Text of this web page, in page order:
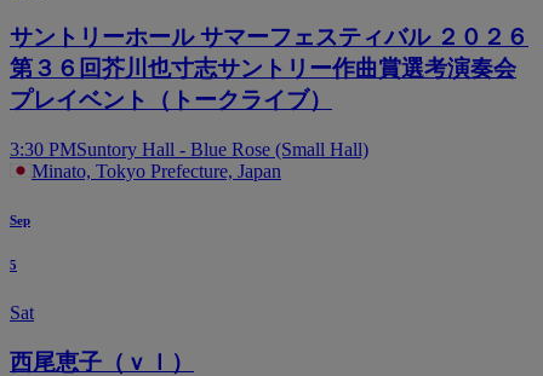
サントリーホール サマーフェスティバル ２０２６
第３６回芥川也寸志サントリー作曲賞選考演奏会
プレイベント（トークライブ）
3:30 PMSuntory Hall - Blue Rose (Small Hall)
Minato, Tokyo Prefecture, Japan
Sep
5
Sat
西尾恵子（ｖｌ）